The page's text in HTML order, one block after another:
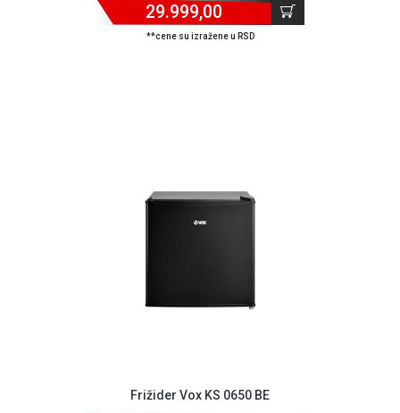
29.999,00
**cene su izražene u RSD
Frižider Vox KS 0650 BE